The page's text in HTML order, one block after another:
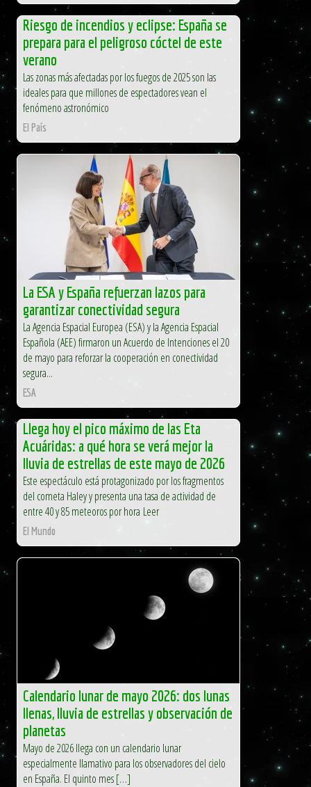
Riesgo de incendios y eclipse: España se
prepara para el peligroso cóctel de este
verano
Las zonas más afectadas por los fuegos de 2025 son las
ideales para que millones de espectadores vean el
fenómeno astronómico
El País
La ESA y España refuerzan lazos para
garantizar conectividad segura
La Agencia Espacial Europea (ESA) y la Agencia Espacial
Española (AEE) firmaron un Acuerdo de Intenciones el 20
de mayo para reforzar la cooperación en conectividad
segura...
ESA
Llega hoy el pico máximo de las Eta
Acuáridas: a qué hora se verá mejor la
lluvia de estrellas de este mayo de 2026
Este espectáculo está protagonizado por los fragmentos
del cometa Haley y presenta una tasa de actividad de
entre 40 y 85 meteoros por hora Leer
El Mundo
Calendario lunar de mayo 2026: dos lunas
llenas, lluvia de estrellas y observación de
planetas
Mayo de 2026 llega con un calendario lunar
especialmente llamativo para los observadores del cielo
en España. El quinto mes […]